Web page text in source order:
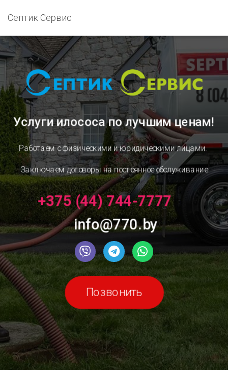
Септик Сервис
Услуги илососапо лучшим ценам!
Работаем с физическими и юридическими лицами.
Заключаем договоры на постоянное обслуживание
+375 (44) 744-7777
info@770.by
Позвонить